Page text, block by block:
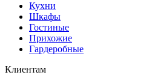
Кухни
Шкафы
Гостиные
Прихожие
Гардеробные
Клиентам